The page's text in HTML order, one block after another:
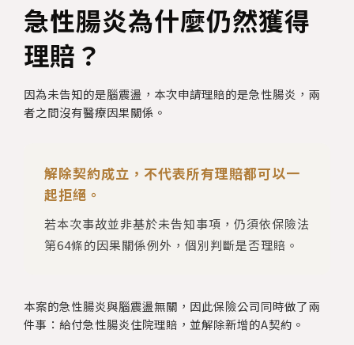
急性腸炎為什麼仍然獲得
理賠？
因為未告知的是腦震盪，本次申請理賠的是急性腸炎，兩
者之間沒有醫療因果關係。
解除契約成立，不代表所有理賠都可以一
起拒絕。
若本次事故並非基於未告知事項，仍須依保險法
第64條的因果關係例外，個別判斷是否理賠。
本案的急性腸炎與腦震盪無關，因此保險公司同時做了兩
件事：給付急性腸炎住院理賠，並解除新增的A契約。